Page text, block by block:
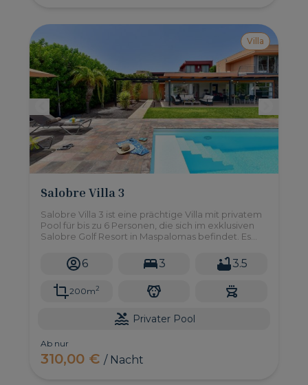
Villa
Salobre Villa 3
Salobre Villa 3 ist eine prächtige Villa mit privatem
Pool für bis zu 6 Personen, die sich im exklusiven
Salobre Golf Resort in Maspalomas befindet. Es
und alles, was Sie für ein unschlagbares
Urlaubserlebnis brauchen.
6 3 3.5
200m2
Privater Pool
Ab nur
310,00 €/ Nacht